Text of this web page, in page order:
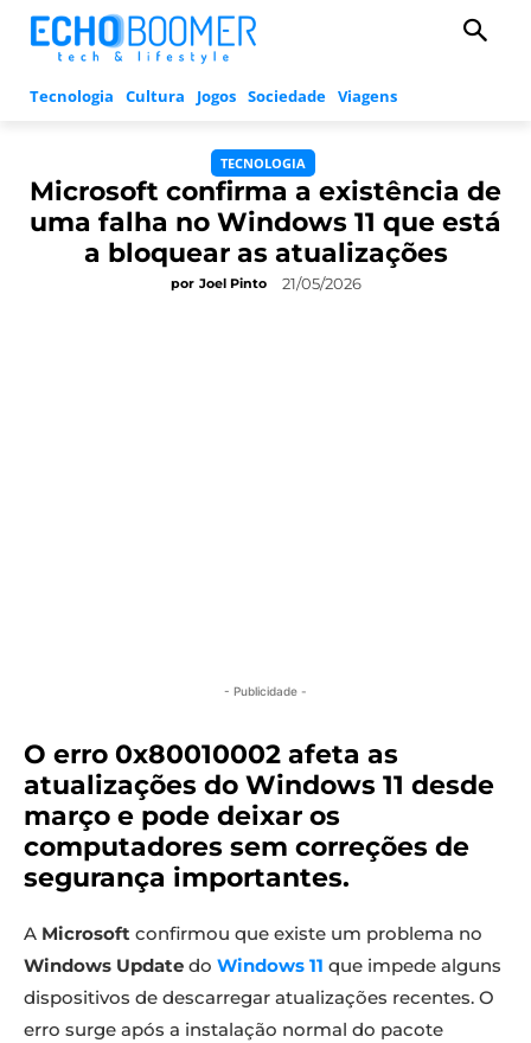
Tecnologia Cultura Jogos Sociedade Viagens
TECNOLOGIA
Microsoft confirma a existência de
uma falha no Windows 11 que está
a bloquear as atualizações
por Joel Pinto 21/05/2026
- Publicidade -
O erro 0x80010002 afeta as
atualizações do Windows 11 desde
março e pode deixar os
computadores sem correções de
segurança importantes.
A Microsoft confirmou que existe um problema no
Windows Update do Windows 11 que impede alguns
dispositivos de descarregar atualizações recentes. O
erro surge após a instalação normal do pacote